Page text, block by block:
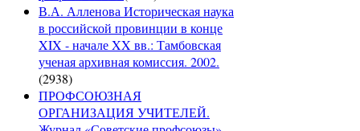
В.А. Алленова Историческая наука
в российской провинции в конце
XIX - начале XX вв.: Тамбовская
ученая архивная комиссия. 2002.
(2938)
ПРОФСОЮЗНАЯ
ОРГАНИЗАЦИЯ УЧИТЕЛЕЙ.